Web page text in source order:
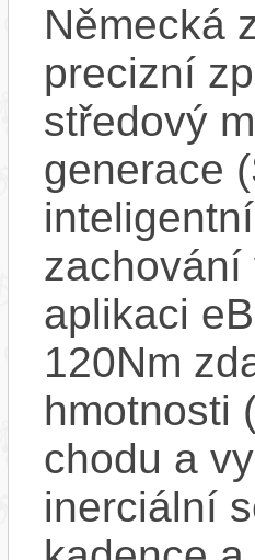
Německá
precizní
středový
generace
zachování
aplikaci
120Nm
hmotnosti
chodu a
inerciální